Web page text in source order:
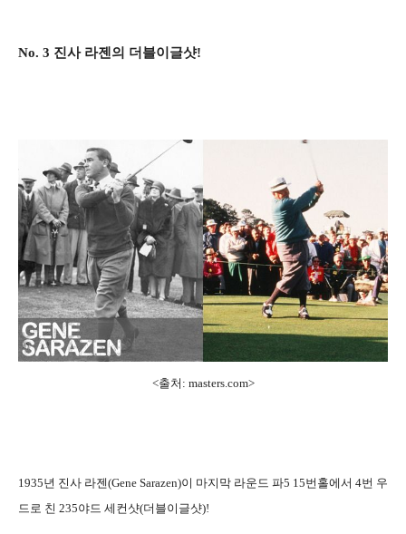
No. 3 진사 라젠의 더블이글샷!
<출처: masters.com>
1935년 진사 라젠(Gene Sarazen)이 마지막 라운드 파5 15번홀에서 4번 우
드로 친 235야드 세컨샷(더블이글샷)!